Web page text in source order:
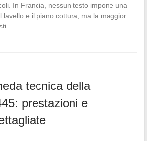
In Francia, nessun testo impone una
lavello e il piano cottura, ma la maggior
tecnica della
prestazioni e